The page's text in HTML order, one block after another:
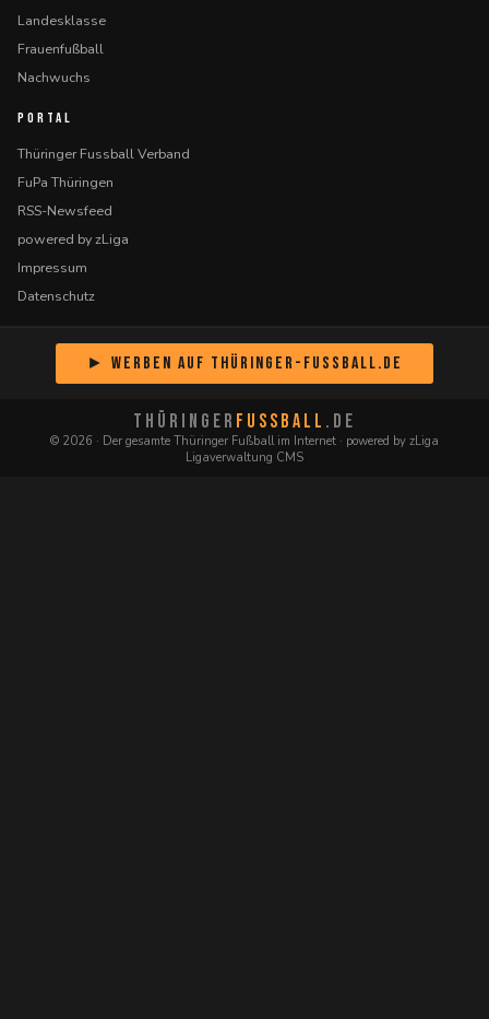
Landesklasse
Frauenfußball
Nachwuchs
PORTAL
Thüringer Fussball Verband
FuPa Thüringen
RSS-Newsfeed
powered by zLiga
Impressum
Datenschutz
► Werben auf Thüringer-Fussball.de
THÜRINGER FUSSBALL .DE
© 2026 · Der gesamte Thüringer Fußball im Internet · powered by zLiga
Ligaverwaltung CMS